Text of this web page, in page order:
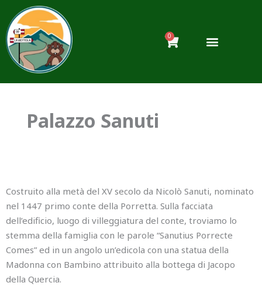
contenuto
0
Carrello
Palazzo Sanuti
Costruito alla metà del XV secolo da Nicolò Sanuti, nominato
nel 1447 primo conte della Porretta. Sulla facciata
dell’edificio, luogo di villeggiatura del conte, troviamo lo
stemma della famiglia con le parole “Sanutius Porrecte
Comes” ed in un angolo un’edicola con una statua della
Madonna con Bambino attribuito alla bottega di Jacopo
della Quercia.